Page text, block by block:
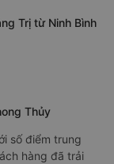
Trị từ Ninh Bình
Thủy
số điểm trung
hàng đã trải